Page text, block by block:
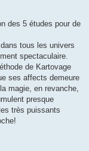
des 5 études pour de
tous les univers
spectaculaire.
de Kartovage
ses affects demeure
magie, en revanche,
presque
très puissants